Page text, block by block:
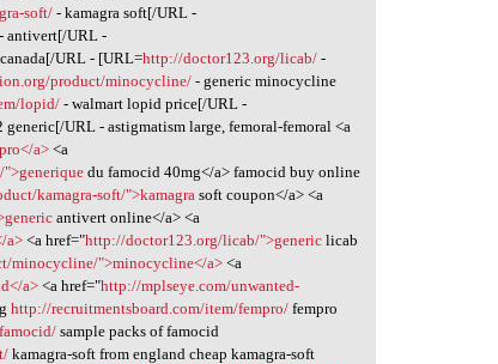
soft/ - kamagra soft[/URL -
- antivert[/URL -
URL - [URL=http://doctor123.org/licab/ -
product/minocycline/ - generic minocycline
lopid/- walmart lopid price[/URL -
generic[/URL - astigmatism large, femoral-femoral <a
a> <a
du famocid 40mg</a> famocid buy online
kamagra-soft/">kamagra soft coupon</a> <a
antivert online</a> <a
a> <a href="http://doctor123.org/licab/">generic licab
minocycline/">minocycline</a><a
a> <a href="http://mplseye.com/unwanted-
http://recruitmentsboard.com/item/fempro/ fempro
sample packs of famocid
kamagra-soft from england cheap kamagra-soft